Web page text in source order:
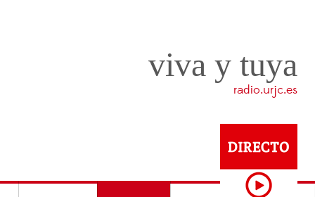
viva y tuya
radio.urjc.es